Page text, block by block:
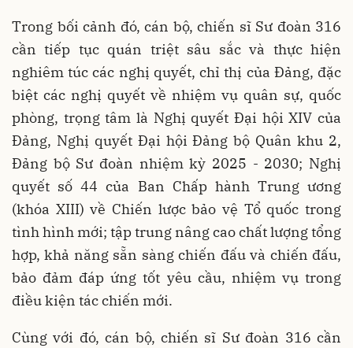
Trong bối cảnh đó, cán bộ, chiến sĩ Sư đoàn 316
cần tiếp tục quán triệt sâu sắc và thực hiện
nghiêm túc các nghị quyết, chỉ thị của Đảng, đặc
biệt các nghị quyết về nhiệm vụ quân sự, quốc
phòng, trọng tâm là Nghị quyết Đại hội XIV của
Đảng, Nghị quyết Đại hội Đảng bộ Quân khu 2,
Đảng bộ Sư đoàn nhiệm kỳ 2025 - 2030; Nghị
quyết số 44 của Ban Chấp hành Trung ương
(khóa XIII) về Chiến lược bảo vệ Tổ quốc trong
tình hình mới; tập trung nâng cao chất lượng tổng
hợp, khả năng sẵn sàng chiến đấu và chiến đấu,
bảo đảm đáp ứng tốt yêu cầu, nhiệm vụ trong
điều kiện tác chiến mới.
Cùng với đó, cán bộ, chiến sĩ Sư đoàn 316 cần